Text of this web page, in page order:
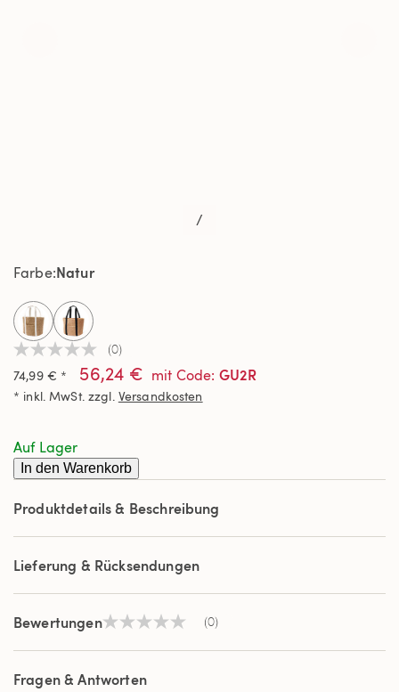
/
Kein
Beurteilungswert
Link
auf
(0)
74,99 € * 56,24 € mit Code: GU2R
* inkl. MwSt. zzgl. Versandkosten
Farbe Natur
selected
Auf Lager
In den Warenkorb
Produktdetails & Beschreibung
Lieferung & Rücksendungen
BewertungenKein
Link
derselben
(0)
Fragen & Antworten